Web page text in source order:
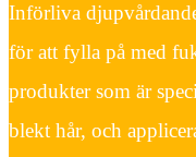
Införliva
för att fylla på med
produkter som är
blekt hår, och